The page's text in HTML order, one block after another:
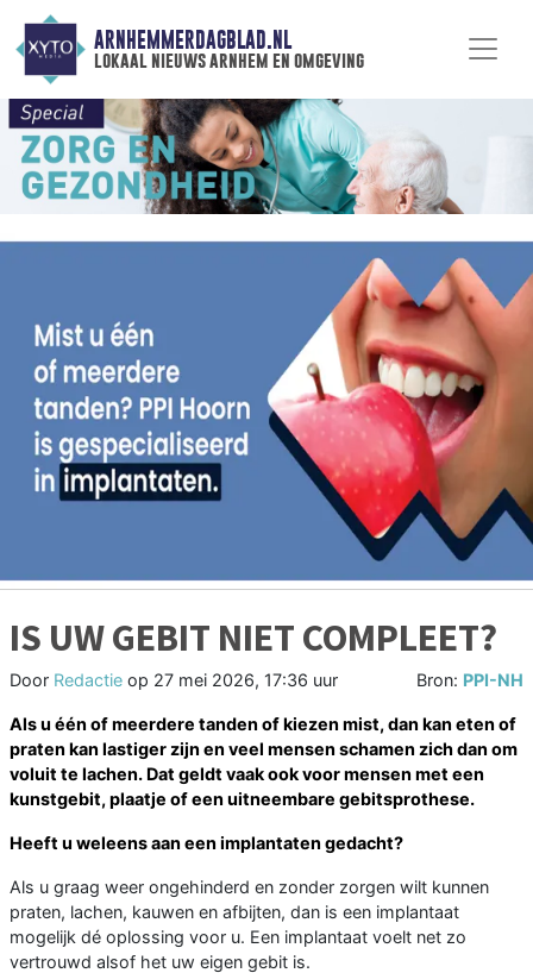
ARNHEMMERDAGBLAD.NL
lokaal nieuws arnhem en omgeving
IS UW GEBIT NIET COMPLEET?
Door Redactie op 27 mei 2026, 17:36 uur Bron: PPI-NH
Als u één of meerdere tanden of kiezen mist, dan kan eten of
praten kan lastiger zijn en veel mensen schamen zich dan om
voluit te lachen. Dat geldt vaak ook voor mensen met een
kunstgebit, plaatje of een uitneembare gebitsprothese.
Heeft u weleens aan een implantaten gedacht?
Als u graag weer ongehinderd en zonder zorgen wilt kunnen
praten, lachen, kauwen en afbijten, dan is een implantaat
mogelijk dé oplossing voor u. Een implantaat voelt net zo
vertrouwd alsof het uw eigen gebit is.